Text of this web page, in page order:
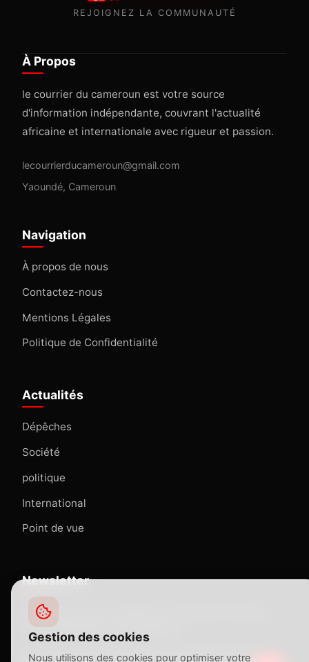
REJOIGNEZ LA COMMUNAUTÉ
À Propos
le courrier du cameroun est votre source
d'information indépendante, couvrant l'actualité
africaine et internationale avec rigueur et passion.
lecourrierducameroun@gmail.com
Yaoundé, Cameroun
Navigation
À propos de nous
Contactez-nous
Mentions Légales
Politique de Confidentialité
Actualités
Dépêches
Société
politique
International
Point de vue
Newsletter
Abonnez-vous pour recevoir nos dernières actualités
Gestion des cookies
Nous utilisons des cookies pour optimiser votre